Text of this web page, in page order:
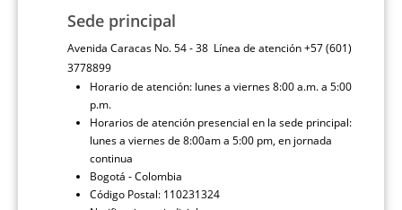
Sede principal
Avenida Caracas No. 54 - 38 Línea de atención +57 (601)
3778899
Horario de atención: lunes a viernes 8:00 a.m. a 5:00
p.m.
Horarios de atención presencial en la sede principal:
lunes a viernes de 8:00am a 5:00 pm, en jornada
continua
Bogotá - Colombia
Código Postal: 110231324